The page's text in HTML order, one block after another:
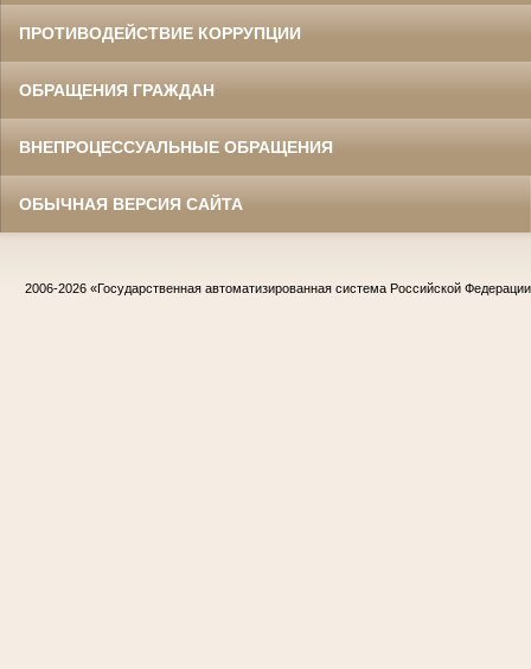
ПРОТИВОДЕЙСТВИЕ КОРРУПЦИИ
ОБРАЩЕНИЯ ГРАЖДАН
ВНЕПРОЦЕССУАЛЬНЫЕ ОБРАЩЕНИЯ
ОБЫЧНАЯ ВЕРСИЯ САЙТА
2006-2026 «Государственная автоматизированная система Российской